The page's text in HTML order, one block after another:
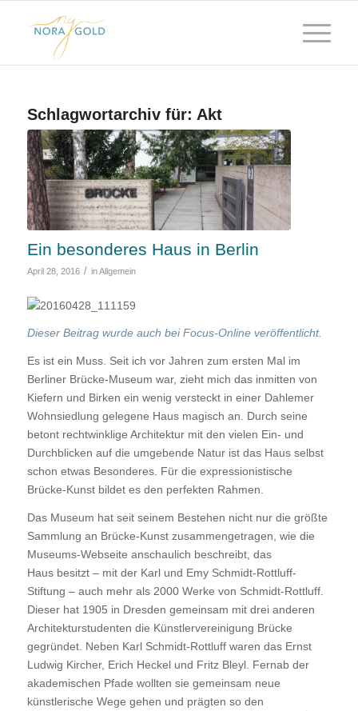
Schlagwortarchiv für: Akt
Ein besonderes Haus in Berlin
April 28, 2016 / inAllgemein
Dieser Beitrag wurde auch bei Focus-Online veröffentlicht.
Es ist ein Muss. Seit ich vor Jahren zum ersten Mal im
Berliner Brücke-Museum war, zieht mich das inmitten von
Kiefern und Birken ein wenig versteckt in einer Dahlemer
Wohnsiedlung gelegene Haus magisch an. Durch seine
betont rechtwinklige Architektur mit den vielen Ein- und
Durchblicken auf die umgebende Natur ist das Haus selbst
schon etwas Besonderes. Für die expressionistische
Brücke-Kunst bildet es den perfekten Rahmen.
Das Museum hat seit seinem Bestehen nicht nur die größte
Sammlung an Brücke-Kunst zusammengetragen, wie die
Museums-Webseite anschaulich beschreibt, das
Haus besitzt – mit der Karl und Emy Schmidt-Rottluff-
Stiftung – auch mehr als 2000 Werke von Schmidt-Rottluff.
Dieser hat 1905 in Dresden gemeinsam mit drei anderen
Architekturstudenten die Künstlervereinigung Brücke
gegründet. Neben Karl Schmidt-Rottluff waren das Ernst
Ludwig Kircher, Erich Heckel und Fritz Bleyl. Fernab der
akademischen Pfade wollten sie gemeinsam neue
künstlerische Wege gehen und prägten so den